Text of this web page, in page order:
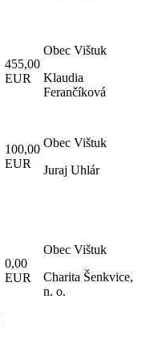
455,00
EUR
Obec Vištuk
Klaudia
Ferančíková
100,00
EUR
Obec Vištuk
Juraj Uhlár
0,00
EUR
Obec Vištuk
Charita Šenkvice,
n. o.